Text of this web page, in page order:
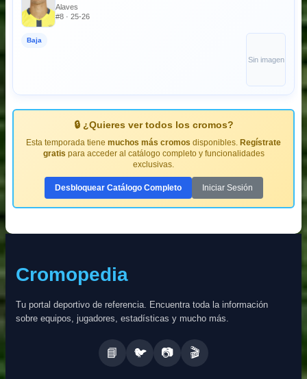
Alaves
#8 · 25-26
Baja
Sin imagen
🔒 ¿Quieres ver todos los cromos?
Esta temporada tiene muchos más cromos disponibles. Regístrate
gratis para acceder al catálogo completo y funcionalidades
exclusivas.
Desbloquear Catálogo Completo Iniciar Sesión
Cromopedia
Tu portal deportivo de referencia. Encuentra toda la información
sobre equipos, jugadores, estadísticas y mucho más.
📘 🐦 📷 🎬